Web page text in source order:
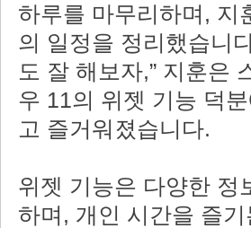
하루를 마무리하며, 지
의 일정을 정리했습니
도 잘 해보자,” 지훈은
우 11의 위젯 기능 덕
고 즐거워졌습니다.
위젯 기능은 다양한 정
하며, 개인 시간을 즐